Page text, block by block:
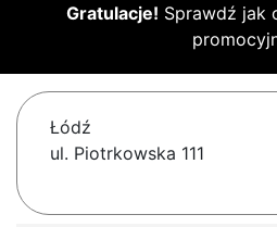
Gratulacje! Sprawdź jak
Łódź
ul. Piotrkowska 111